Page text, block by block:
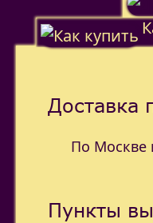
Доставка
По Москве
Пункты